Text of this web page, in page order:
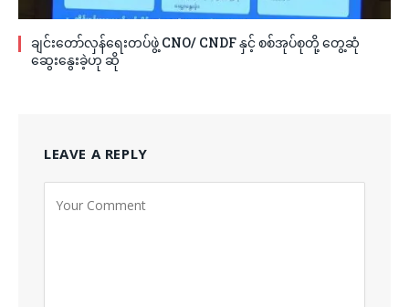
ချင်းတော်လှန်ရေးတပ်ဖွဲ့ CNO/ CNDF နှင့် စစ်အုပ်စုတို့ တွေ့ဆုံ
ဆွေးနွေးခဲ့ဟု ဆို
LEAVE A REPLY